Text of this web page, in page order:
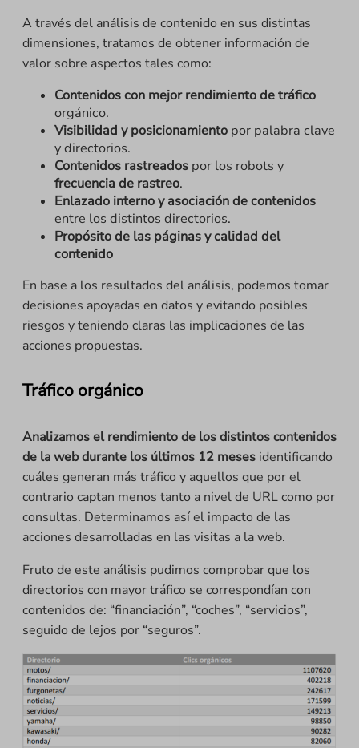
A través del análisis de contenido en sus distintas
dimensiones, tratamos de obtener información de
valor sobre aspectos tales como:
Contenidoscon mejor rendimiento de tráfico
orgánico.
Visibilidad y posicionamiento por palabra clave
y directorios.
Contenidos rastreados por los robots y
frecuencia de rastreo.
Enlazado internoy asociación de contenidos
entre los distintos directorios.
Propósito de las páginas y calidad del
contenido
En base a los resultados del análisis, podemos tomar
decisiones apoyadas en datos y evitando posibles
riesgos y teniendo claras las implicaciones de las
acciones propuestas.
Tráfico orgánico
Analizamos el rendimiento de los distintos contenidos
de la web durante los últimos 12 meses identificando
cuáles generan más tráfico y aquellos que por el
contrario captan menos tanto a nivel de URL como por
consultas. Determinamos así el impacto de las
acciones desarrolladas en las visitas a la web.
Fruto de este análisis pudimos comprobar que los
directorios con mayor tráfico se correspondían con
contenidos de: “financiación”, “coches”, “servicios”,
seguido de lejos por “seguros”.